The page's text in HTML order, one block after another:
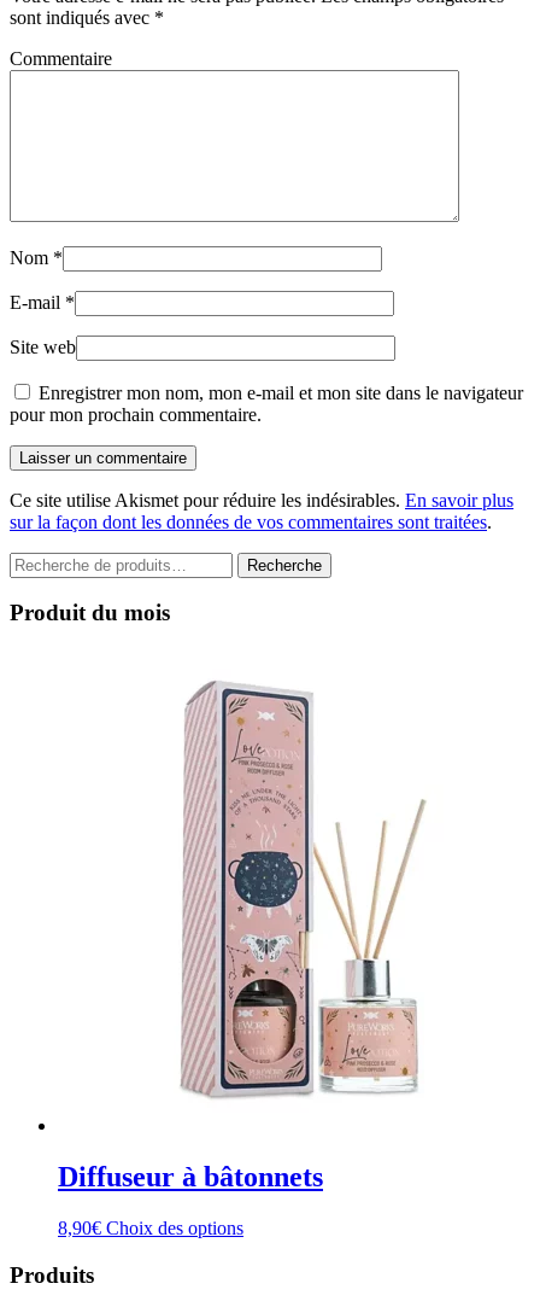
sont indiqués avec *
Commentaire
Nom *
E-mail *
Site web
Enregistrer mon nom, mon e-mail et mon site dans le navigateur
pour mon prochain commentaire.
Laisser un commentaire
Ce site utilise Akismet pour réduire les indésirables. En savoir plus
sur la façon dont les données de vos commentaires sont traitées.
Recherche
pour :
Recherche
Produit du mois
Diffuseur à bâtonnets
8,90€ Choix des optionsCe
Produits